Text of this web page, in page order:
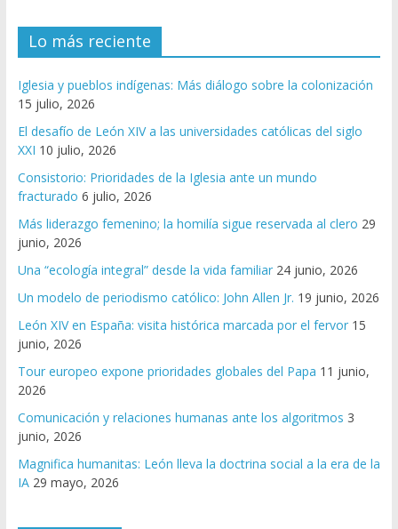
Lo más reciente
Iglesia y pueblos indígenas: Más diálogo sobre la colonización
15 julio, 2026
El desafío de León XIV a las universidades católicas del siglo
XXI 10 julio, 2026
Consistorio: Prioridades de la Iglesia ante un mundo
fracturado 6 julio, 2026
Más liderazgo femenino; la homilía sigue reservada al clero 29
junio, 2026
Una “ecología integral” desde la vida familiar 24 junio, 2026
Un modelo de periodismo católico: John Allen Jr. 19 junio, 2026
León XIV en España: visita histórica marcada por el fervor 15
junio, 2026
Tour europeo expone prioridades globales del Papa 11 junio,
2026
Comunicación y relaciones humanas ante los algoritmos 3
junio, 2026
Magnifica humanitas: León lleva la doctrina social a la era de la
IA 29 mayo, 2026